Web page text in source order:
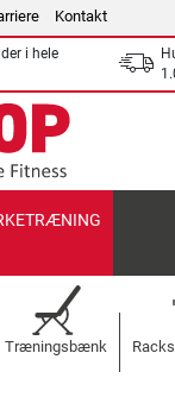
Kontakt
i hele
Træningsbænk